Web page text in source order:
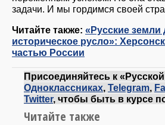
задачи. И мы гордимся своей
Читайте также: «Русские
историческое русло»:
частью России
Присоединяйтесь к
Одноклассниках, Telegram,
Twitter, чтобы быть в курсе
Читайте также